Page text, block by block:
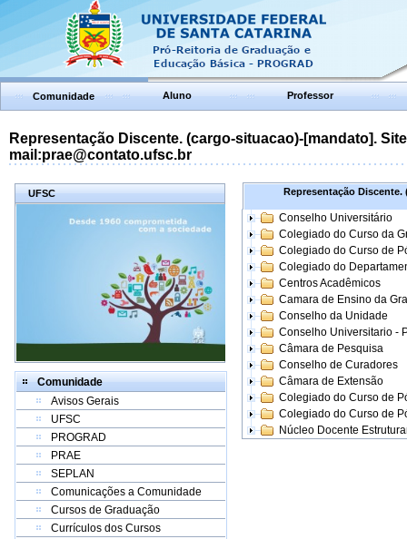
Comunidade Aluno Professor
Representação Discente. (cargo-situacao)-[mandato].
mail:prae@contato.ufsc.br
UFSC
Comunidade
Avisos Gerais
UFSC
PROGRAD
PRAE
SEPLAN
Comunicações a Comunidade
Cursos de Graduação
Currículos dos Cursos
Representação Discente.
Conselho Universitário
Colegiado do Curso da
Colegiado do Curso de
Colegiado do
Centros Acadêmicos
Camara de Ensino da
Conselho da Unidade
Conselho Universitario -
Câmara de Pesquisa
Conselho de Curadores
Câmara de Extensão
Colegiado do Curso de
Colegiado do Curso de
Núcleo Docente